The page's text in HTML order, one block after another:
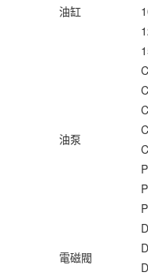
油缸
油泵
電磁閥